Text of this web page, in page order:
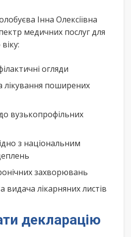
Інна Олексіївна
медичних послуг для
огляди
лікування поширених
вузькопрофільних
з національним
захворювань
лікарняних листів
декларацію